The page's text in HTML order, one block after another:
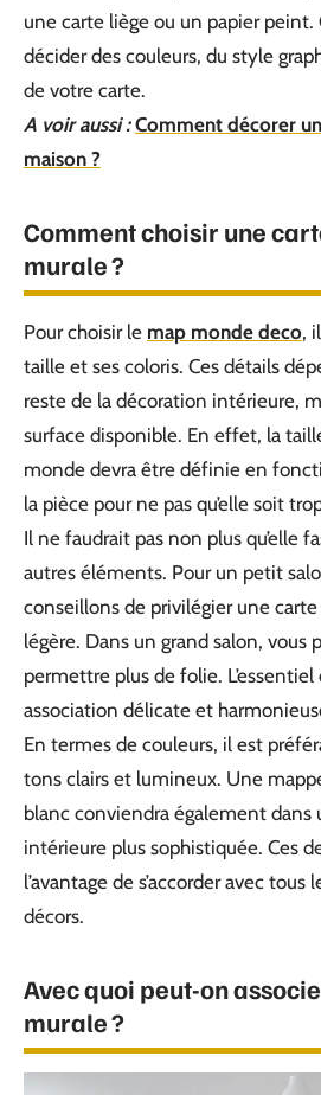
une carte liège ou un papier peint.
décider des couleurs, du style
de votre carte.
A voir aussi : Comment décorer
maison ?
Comment choisir une
murale ?
Pour choisir le map monde deco,
taille et ses coloris. Ces détails
reste de la décoration intérieure,
surface disponible. En effet, la
monde devra être définie en
la pièce pour ne pas qu’elle soit
Il ne faudrait pas non plus qu’elle
autres éléments. Pour un petit
conseillons de privilégier une
légère. Dans un grand salon, vous
permettre plus de folie.
association délicate et
En termes de couleurs, il est
tons clairs et lumineux. Une
blanc conviendra également dans
intérieure plus sophistiquée. Ces
l’avantage de s’accorder avec
décors.
Avec quoi peut-on
murale ?